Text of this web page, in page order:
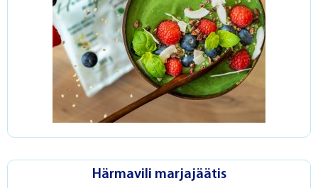
Härmavili marjajäätis